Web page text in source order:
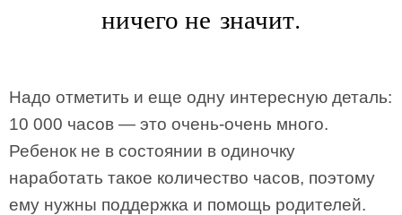
ничего не значит.
Надо отметить и еще одну интересную деталь:
10 000 часов — это очень-очень много.
Ребенок не в состоянии в одиночку
наработать такое количество часов, поэтому
ему нужны поддержка и помощь родителей.